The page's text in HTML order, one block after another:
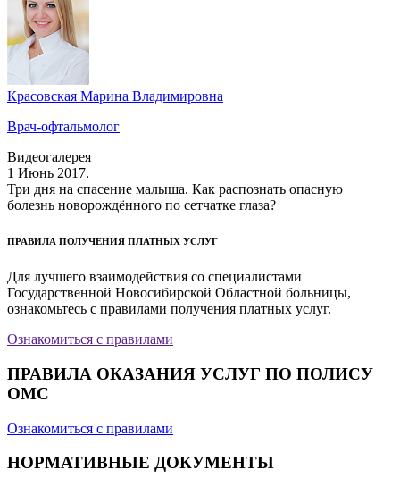
Красовская Марина Владимировна
Врач-офтальмолог
Видеогалерея
1 Июнь 2017.
Три дня на спасение малыша. Как распознать опасную
болезнь новорождённого по сетчатке глаза?
ПРАВИЛА ПОЛУЧЕНИЯ ПЛАТНЫХ УСЛУГ
Для лучшего взаимодействия со специалистами
Государственной Новосибирской Областной больницы,
ознакомьтесь с правилами получения платных услуг.
Ознакомиться с правилами
ПРАВИЛА ОКАЗАНИЯ УСЛУГ ПО ПОЛИСУ
ОМС
Ознакомиться с правилами
НОРМАТИВНЫЕ ДОКУМЕНТЫ